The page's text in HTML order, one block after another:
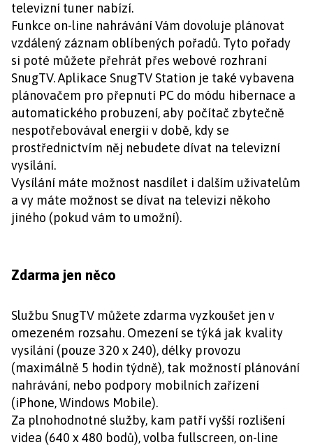
televizní tuner nabízí.
Funkce on-line nahrávání Vám dovoluje plánovat
vzdálený záznam oblíbených pořadů. Tyto pořady
si poté můžete přehrát přes webové rozhraní
SnugTV. Aplikace SnugTV Station je také vybavena
plánovačem pro přepnutí PC do módu hibernace a
automatického probuzení, aby počítač zbytečně
nespotřebovával energii v době, kdy se
prostřednictvím něj nebudete dívat na televizní
vysílání.
Vysílání máte možnost nasdílet i dalším uživatelům
a vy máte možnost se dívat na televizi někoho
jiného (pokud vám to umožní).
Zdarma jen něco
Službu SnugTV můžete zdarma vyzkoušet jen v
omezeném rozsahu. Omezení se týká jak kvality
vysílání (pouze 320 x 240), délky provozu
(maximálně 5 hodin týdně), tak možností plánování
nahrávání, nebo podpory mobilních zařízení
(iPhone, Windows Mobile).
Za plnohodnotné služby, kam patří vyšší rozlišení
videa (640 x 480 bodů), volba fullscreen, on-line